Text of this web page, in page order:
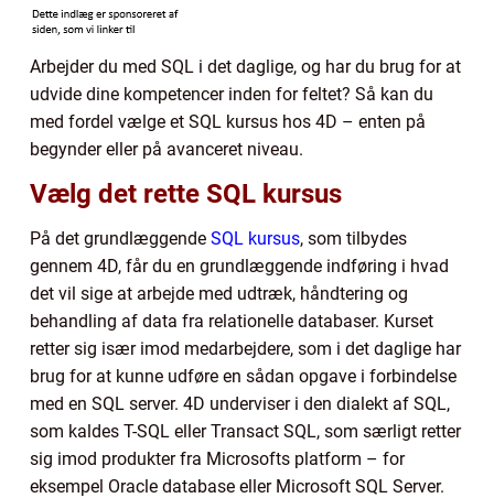
Arbejder du med SQL i det daglige, og har du brug for at
udvide dine kompetencer inden for feltet? Så kan du
med fordel vælge et SQL kursus hos 4D – enten på
begynder eller på avanceret niveau.
Vælg det rette SQL kursus
På det grundlæggende SQL kursus, som tilbydes
gennem 4D, får du en grundlæggende indføring i hvad
det vil sige at arbejde med udtræk, håndtering og
behandling af data fra relationelle databaser. Kurset
retter sig især imod medarbejdere, som i det daglige har
brug for at kunne udføre en sådan opgave i forbindelse
med en SQL server. 4D underviser i den dialekt af SQL,
som kaldes T-SQL eller Transact SQL, som særligt retter
sig imod produkter fra Microsofts platform – for
eksempel Oracle database eller Microsoft SQL Server.